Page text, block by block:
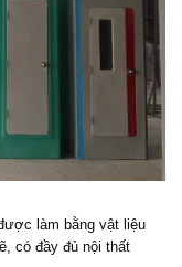
làm bằng vật liệu
có đầy đủ nội thất